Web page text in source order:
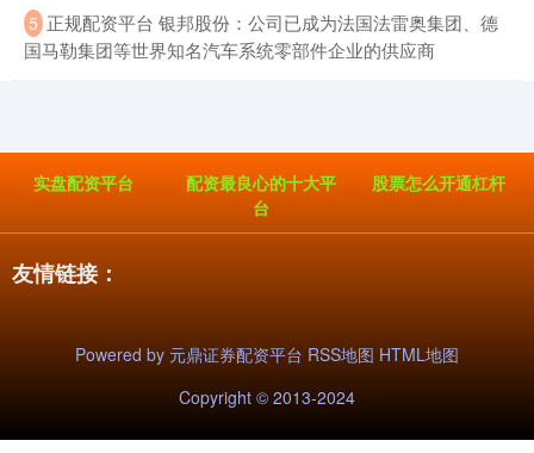
基金指数 7229.80 -1.63 -0.02%
国债指数
5 ​正规配资平台 银邦股份：公司已成为法国法雷奥集团、德
国马勒集团等世界知名汽车系统零部件企业的供应商
实盘配资平台
配资最良心的十大平
台
股票怎么开通杠杆
友情链接：
Powered by 元鼎证券配资平台 RSS地图 HTML地图
Copyright © 2013-2024